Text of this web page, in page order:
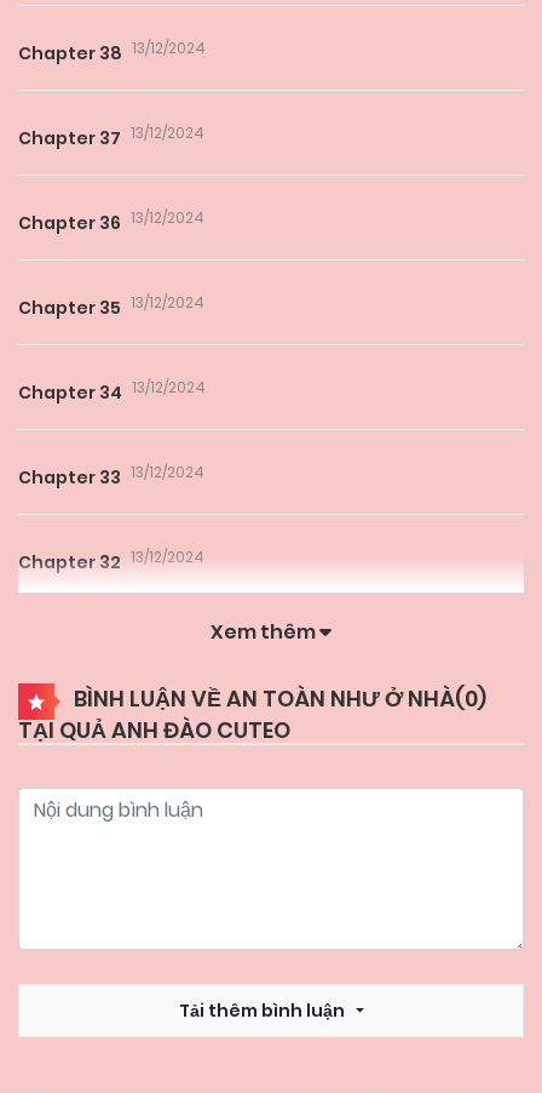
Chapter 38 13/12/2024
Chapter 37 13/12/2024
Chapter 36 13/12/2024
Chapter 35 13/12/2024
Chapter 34 13/12/2024
Chapter 33 13/12/2024
Chapter 32 13/12/2024
Chapter 30 13/12/2024
Chapter 29 13/12/2024
Chapter 27 13/12/2024
Xem thêm
BÌNH LUẬN VỀ AN TOÀN NHƯ Ở NHÀ(0)
TẠI QUẢ ANH ĐÀO CUTEO
Tải thêm bình luận